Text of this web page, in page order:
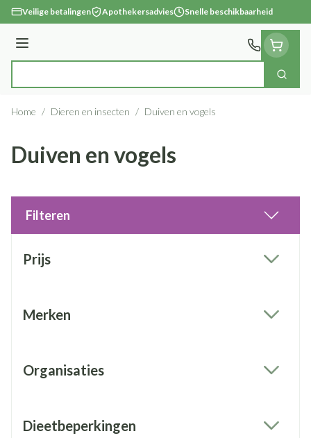
Ga naar de inhoud
Veilige betalingen Apothekersadvies Snelle beschikbaarheid
Menu
Zoek
Home / Dieren en insecten / Duiven en vogels
Duiven en vogels
Filteren
Prijs
Merken
Organisaties
Dieetbeperkingen